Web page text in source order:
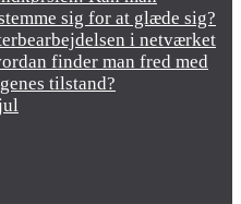
sig for at glæde sig?
i netværket
finder man fred med
tilstand?